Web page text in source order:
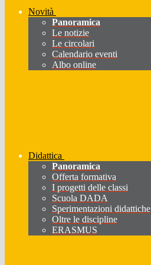
Novità
Panoramica
Le notizie
Le circolari
Calendario eventi
Albo online
Didattica
Panoramica
Offerta formativa
I progetti delle classi
Scuola DADA
Sperimentazioni didattiche
Oltre le discipline
ERASMUS